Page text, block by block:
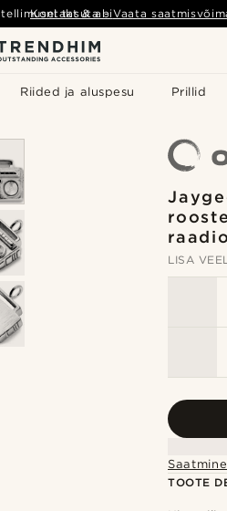
Riided ja aluspesu Prillid
tellimusel tasuta- Vaata
Kontakt & abi
LISA
TOOTE